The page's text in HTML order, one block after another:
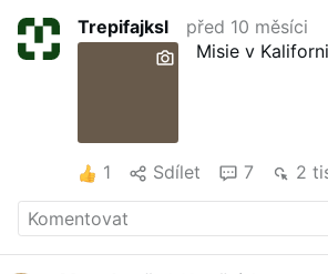
Trepifajksl
před 10 měsíci
Misie v
1 Sdílet 7 2